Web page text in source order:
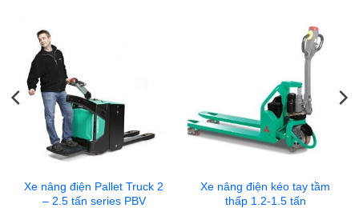
Xe nâng điện Pallet Truck 2
– 2.5 tấn series PBV
Xe nâng điện kéo tay tầm
thấp 1.2-1.5 tấn